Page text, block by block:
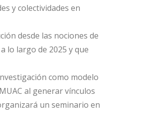
y colectividades en
desde las nociones de
lo largo de 2025 y que
como modelo
al generar vínculos
un seminario en